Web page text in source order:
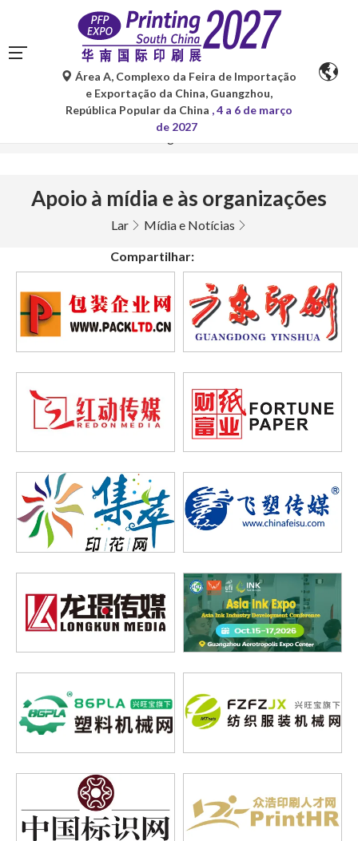
As traduções automáticas do Google Tradutor são apenas
para referência e podem conter imprecisões. Para
quaisquer dúvidas, consulte a versão original no idioma
Área A, Complexo da Feira de Importação
e Exportação da China, Guangzhou,
República Popular da China , 4 a 6 de março
de 2027
Apoio à mídia e às organizações
Lar Mídia e Notícias
Compartilhar: